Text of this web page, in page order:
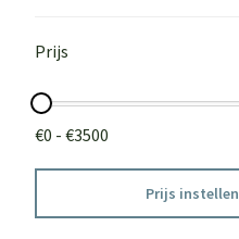
Prijs
€0 - €3500
Prijs instellen